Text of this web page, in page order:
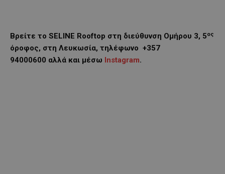
Βρείτε το SELINE Rooftop στη διεύθυνση Ομήρου 3, 5ος
όροφος, στη Λευκωσία, τηλέφωνο +357
94000600 αλλά και μέσω Instagram.